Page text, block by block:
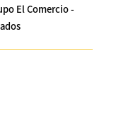
El Comercio -